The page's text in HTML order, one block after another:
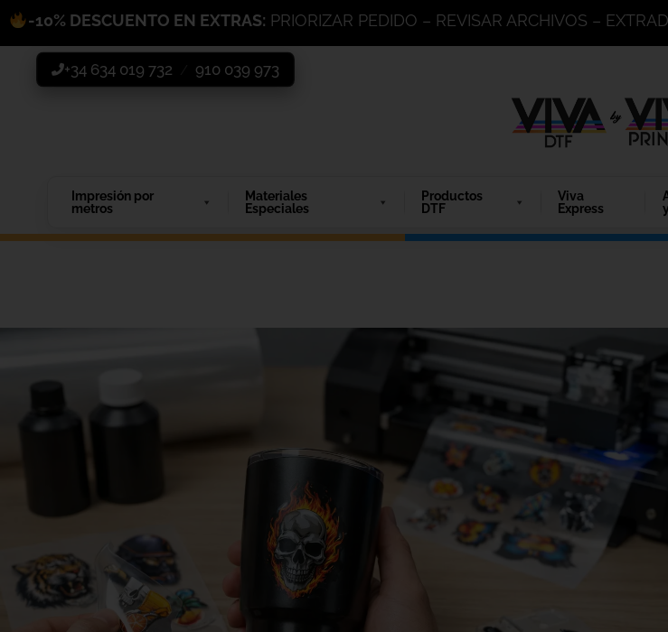
-10% DESCUENTO EN EXTRAS: PRIORIZAR PEDIDO – REVISAR ARCHIVOS –
+34 634 019 732 910 039 973
Impresión por
metros
Materiales
Especiales
Productos
DTF
Viva
Express
y